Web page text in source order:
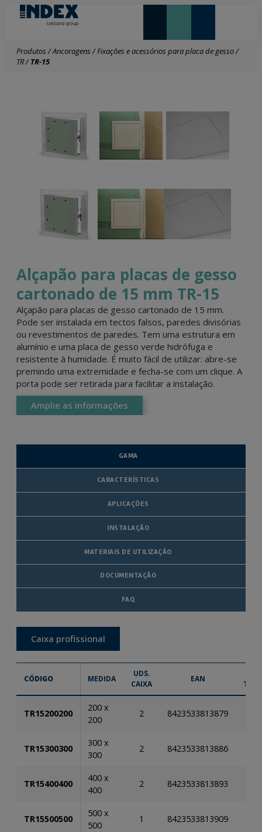
Produtos/Ancoragens/Fixações e acessórios para placa de gesso/
TR/TR-15
Alçapão para placas de gesso
cartonado de 15 mm TR-15
Alçapão para placas de gesso cartonado de 15 mm.
Pode ser instalada em tectos falsos, paredes divisórias
ou revestimentos de paredes. Tem uma estrutura em
alumínio e uma placa de gesso verde hidrófuga e
resistente à humidade. É muito fácil de utilizar: abre-se
premindo uma extremidade e fecha-se com um clique. A
porta pode ser retirada para facilitar a instalação.
Amplie as informações
GAMA
CARACTERÍSTICAS
APLICAÇÕES
INSTALAÇÃO
MATERIAIS DE UTILIZAÇÃO
DOCUMENTAÇÃO
FAQ
Caixa profissional
CÓDIGO MEDIDA
UDS.
CAIXA
EAN
TR15200200
200 x
200
2 8423533813879
TR15300300
300 x
300
2 8423533813886
TR15400400
400 x
400
2 8423533813893
TR15500500
500 x
500
1 8423533813909